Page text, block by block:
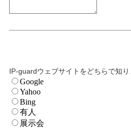
IP-guardウェブサイトをどちらで知り
Google
Yahoo
Bing
有人
展示会